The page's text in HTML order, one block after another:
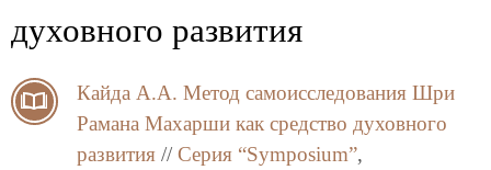
духовного развития
Кайда А.А. Метод самоисследования Шри
Рамана Махарши как средство духовного
развития // Серия “Symposium”,